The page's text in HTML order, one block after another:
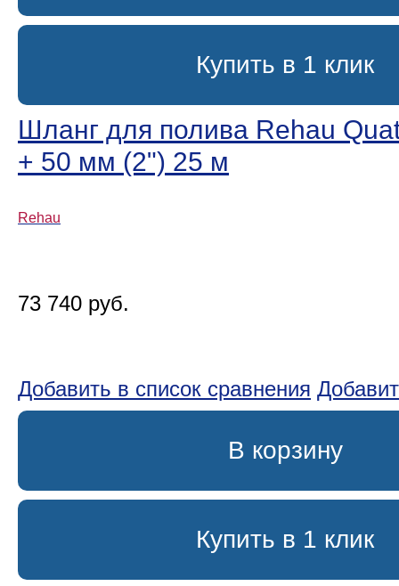
Купить в 1 клик
Шланг для полива Rehau
+ 50 мм (2ʺ) 25 м
Rehau
73 740 руб.
Добавить в список сравнения
В корзину
Купить в 1 клик